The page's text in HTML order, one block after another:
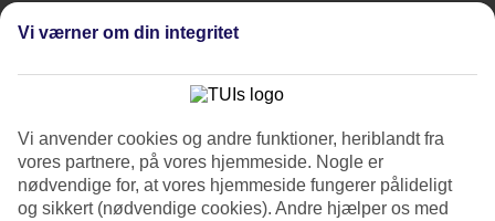
Rejs i maj fra 1.295,-
Rejs i juni fra 1.995,-
Rejs i august fra 1.495,-
Vi værner om din integritet
Vi anvender cookies og andre funktioner, heriblandt fra
vores partnere, på vores hjemmeside. Nogle er
nødvendige for, at vores hjemmeside fungerer pålideligt
og sikkert (nødvendige cookies). Andre hjælper os med